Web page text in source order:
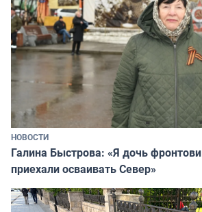
НОВОСТИ
Галина Быстрова: «Я дочь
приехали осваивать Север»